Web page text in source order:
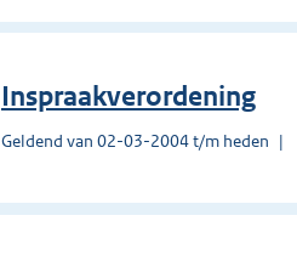
Inspraakverordening
Geldend van 02-03-2004 t/m heden